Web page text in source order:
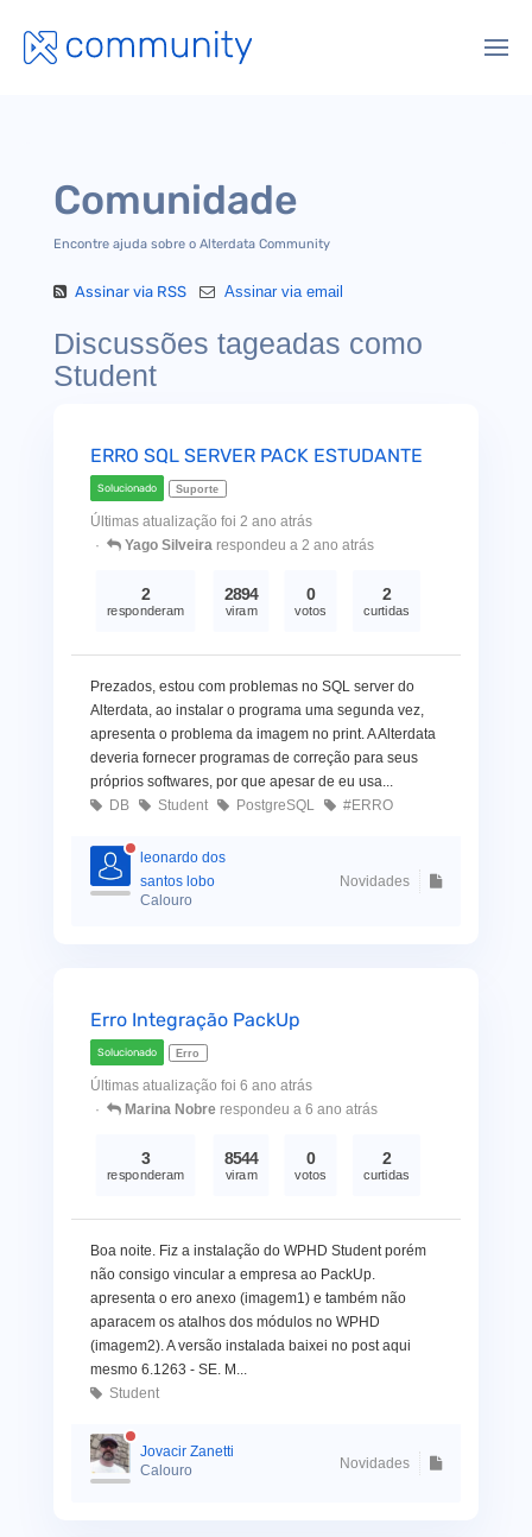
Comunidade
Encontre ajuda sobre o Alterdata Community
Assinar via RSS Assinar via email
Discussões tageadas como
Student
ERRO SQL SERVER PACK ESTUDANTE
Solucionado Suporte
Últimas atualização foi 2 ano atrás
Yago Silveira respondeu a 2 ano atrás
2
responderam
2894
viram
0
votos
2
curtidas
Prezados, estou com problemas no SQL server do
Alterdata, ao instalar o programa uma segunda vez,
apresenta o problema da imagem no print. A Alterdata
deveria fornecer programas de correção para seus
próprios softwares, por que apesar de eu usa...
DB
Student PostgreSQL #ERRO
leonardo dos
santos lobo
Calouro
Novidades
Erro Integração PackUp
Solucionado Erro
Últimas atualização foi 6 ano atrás
Marina Nobre respondeu a 6 ano atrás
3
responderam
8544
viram
0
votos
2
curtidas
Boa noite. Fiz a instalação do WPHD Student porém
não consigo vincular a empresa ao PackUp.
apresenta o ero anexo (imagem1) e também não
aparacem os atalhos dos módulos no WPHD
(imagem2). A versão instalada baixei no post aqui
mesmo 6.1263 - SE. M...
Student
Jovacir Zanetti
Calouro
Novidades